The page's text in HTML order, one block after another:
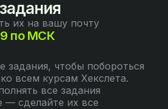
их на вашу почту
по МСК
задания, чтобы побороться
всем курсам Хекслета.
все задания
— сделайте их все